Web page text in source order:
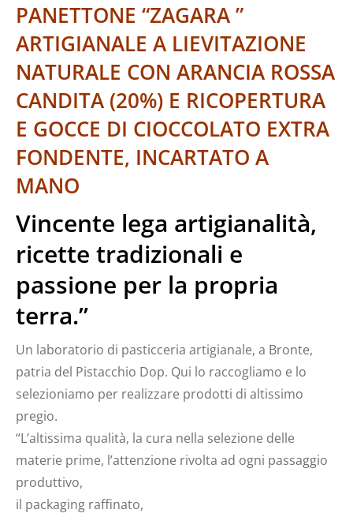
PANETTONE “ZAGARA ”
ARTIGIANALE A LIEVITAZIONE
NATURALE CON ARANCIA ROSSA
CANDITA (20%) E RICOPERTURA
E GOCCE DI CIOCCOLATO EXTRA
FONDENTE, INCARTATO A
MANO
Vincente lega artigianalità,
ricette tradizionali e
passione per la propria
terra.”
Un laboratorio di pasticceria artigianale, a Bronte,
patria del Pistacchio Dop. Qui lo raccogliamo e lo
selezioniamo per realizzare prodotti di altissimo
pregio.
“L’altissima qualità, la cura nella selezione delle
materie prime, l’attenzione rivolta ad ogni passaggio
produttivo,
il packaging raffinato,